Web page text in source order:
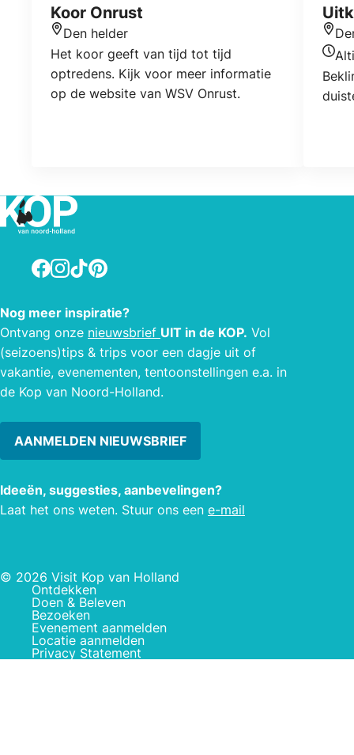
Koor Onrust
Den helder
Het koor geeft van tijd tot tijd
optredens. Kijk voor meer informatie
op de website van WSV Onrust.
Facebook
Instagram
TikTokPinterest
Nog meer inspiratie?
Ontvang onze nieuwsbrief UIT in de KOP. Vol
(seizoens)tips & trips voor een dagje uit of
vakantie, evenementen, tentoonstellingen e.a. in
de Kop van Noord-Holland.
AANMELDEN NIEUWSBRIEF
Ideeën, suggesties, aanbevelingen?
Laat het ons weten. Stuur ons een e-mail
© 2026 Visit Kop van Holland
Ontdekken
Doen & Beleven
Bezoeken
Evenement aanmelden
Locatie aanmelden
Privacy Statement